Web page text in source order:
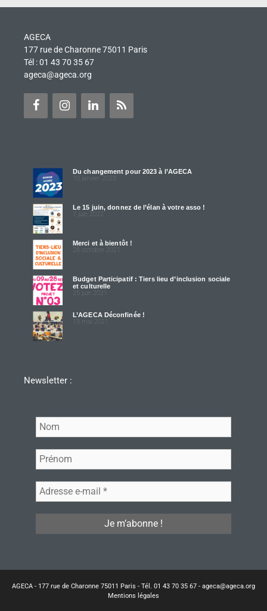
AGECA
177 rue de Charonne 75011 Paris
Tél : 01 43 70 35 67
ageca@ageca.org
Du changement pour 2023 à l’AGECA
10 janvier 2023
Le 15 juin, donnez de l’élan à votre asso !
7 juin 2022
Merci et à bientôt !
28 octobre 2021
Budget Participatif : Tiers lieu d’inclusion sociale
et culturelle
25 juin 2021
L’AGECA Déconfinée !
13 mai 2021
Newsletter :
AGECA - 177 rue de Charonne 75011 Paris - Tél. 01 43 70 35 67 - ageca@ageca.org
Mentions légales